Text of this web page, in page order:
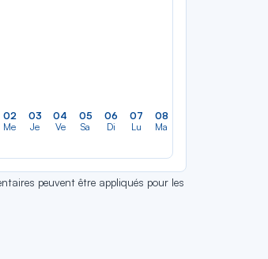
02
Me
03
Je
04
Ve
05
Sa
06
Di
07
Lu
08
Ma
peuvent être appliqués pour les